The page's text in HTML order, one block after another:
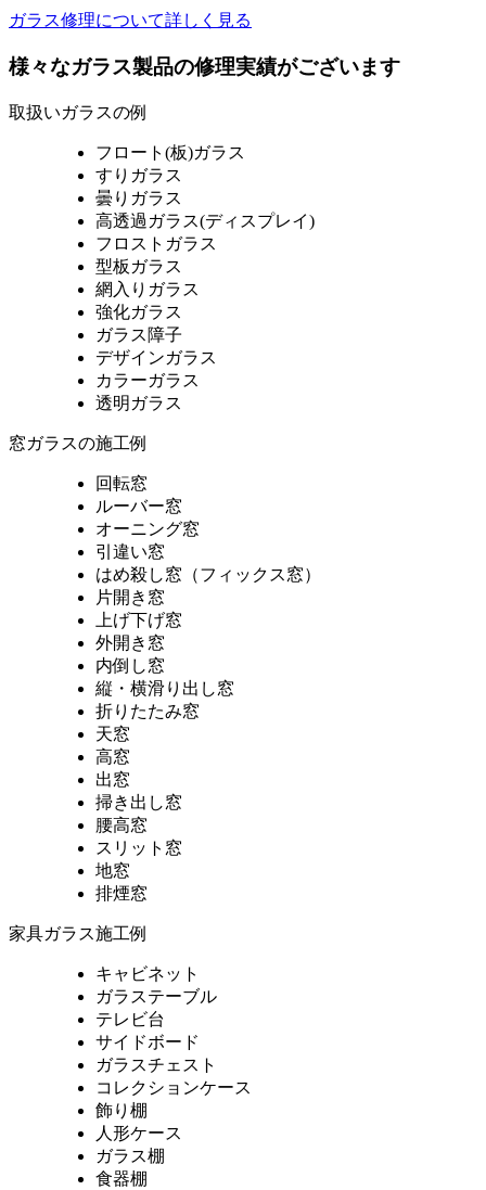
ガラス修理について詳しく見る
様々なガラス製品の修理実績がございます
取扱いガラスの例
フロート(板)ガラス
すりガラス
曇りガラス
高透過ガラス(ディスプレイ)
フロストガラス
型板ガラス
網入りガラス
強化ガラス
ガラス障子
デザインガラス
カラーガラス
透明ガラス
窓ガラスの施工例
回転窓
ルーバー窓
オーニング窓
引違い窓
はめ殺し窓（フィックス窓）
片開き窓
上げ下げ窓
外開き窓
内倒し窓
縦・横滑り出し窓
折りたたみ窓
天窓
高窓
出窓
掃き出し窓
腰高窓
スリット窓
地窓
排煙窓
家具ガラス施工例
キャビネット
ガラステーブル
テレビ台
サイドボード
ガラスチェスト
コレクションケース
飾り棚
人形ケース
ガラス棚
食器棚